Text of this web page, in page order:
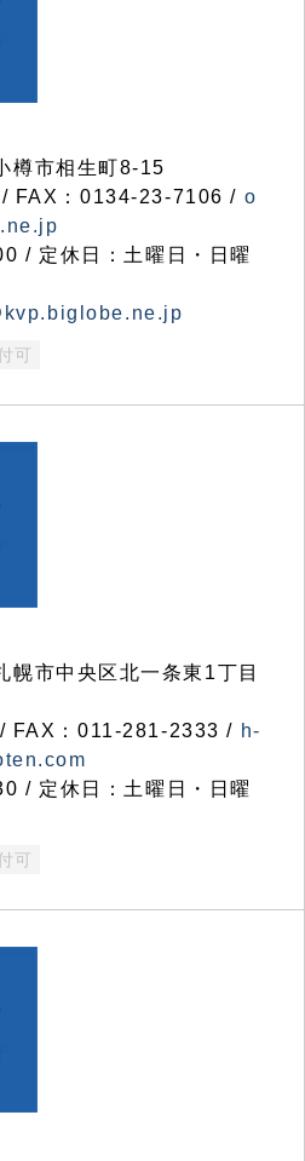
市相生町8-15
FAX：0134-23-7106 / o
/ 定休日：土曜日・日曜
可
市中央区北一条東1丁目
FAX：011-281-2333 / h-
/ 定休日：土曜日・日曜
可